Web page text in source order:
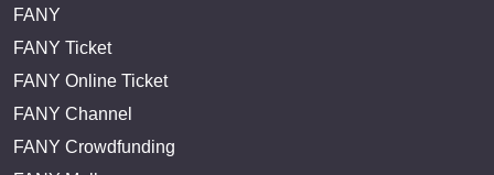
FANY
FANY Ticket
FANY Online Ticket
FANY Channel
FANY Crowdfunding